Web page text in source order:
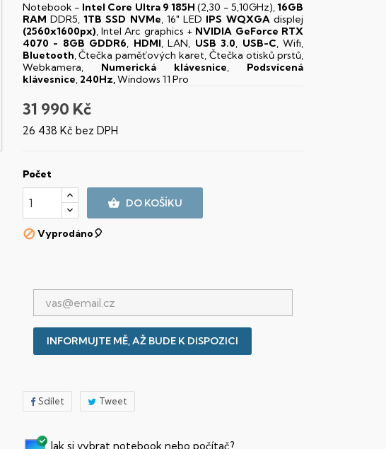
Notebook - Intel Core Ultra 9 185H(2,30 - 5,10GHz),16GB
RAM DDR5,1TB SSD NVMe, 16" LED IPS WQXGAdisplej
(2560x1600px), Intel Arc graphics + NVIDIA GeForce RTX
4070 - 8GB GDDR6, HDMI, LAN, USB 3.0, USB-C, Wifi,
Bluetooth, Čtečka paměťových karet, Čtečka otisků prstů,
Webkamera, Numerická klávesnice, Podsvícená
klávesnice, 240Hz,Windows 11 Pro
31 990 Kč
26 438 Kč bez DPH
Počet
 DO KOŠÍKU
Vyprodáno🎈
INFORMUJTE MĚ, AŽ BUDE K DISPOZICI
Sdílet Tweet
Jak si vybrat notebook nebo počítač?